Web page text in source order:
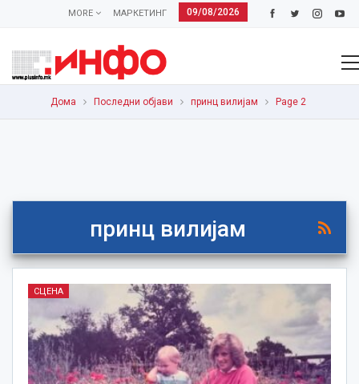
09/08/2026
МАРКЕТИНГ
MORE
Дома Последни објави принц вилијам Page 2
принц вилијам
СЦЕНА